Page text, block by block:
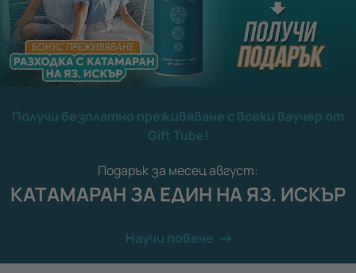
Получи безплатно преживяване с всеки ваучер от
Gift Tube!
Подарък за месец август:
КАТАМАРАН ЗА ЕДИН НА ЯЗ. ИСКЪР
Научи повече